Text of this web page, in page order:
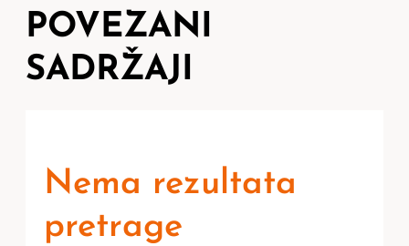
POVEZANI
SADRŽAJI
Nema rezultata
pretrage